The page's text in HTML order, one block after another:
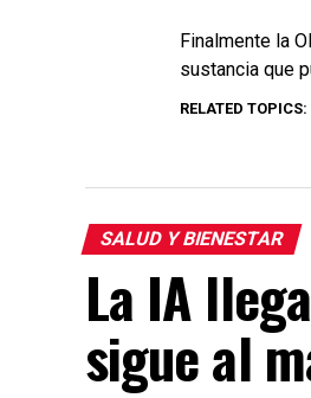
Finalmente la
sustancia que
RELATED TOPICS:
SALUD Y BIENESTAR
La IA
sigue al